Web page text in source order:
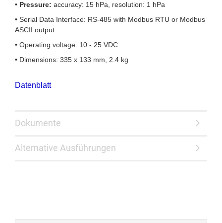
• Pressure: accuracy: 15 hPa, resolution: 1 hPa
• Serial Data Interface: RS-485 with Modbus RTU or Modbus
ASCII output
• Operating voltage: 10 - 25 VDC
• Dimensions: 335 x 133 mm, 2.4 kg
Datenblatt
Dokumente
Alternative Ausführungen